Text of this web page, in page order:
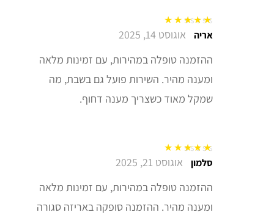
דורג5מתוך 5אריה אוגוסט 14, 2025
ההזמנה טופלה במהירות, עם זמינות מלאה
ומענה מהיר. השירות פועל גם בשבת, מה
שמקל מאוד כשצריך מענה דחוף.
דורג5מתוך 5סלמון אוגוסט 21, 2025
ההזמנה טופלה במהירות, עם זמינות מלאה
ומענה מהיר. ההזמנה סופקה באריזה סגורה